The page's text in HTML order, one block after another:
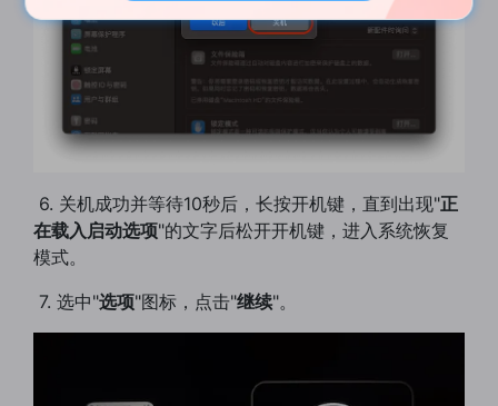
​ 6. 关机成功并等待10秒后，长按开机键，直到出现"正
在载入启动选项"的文字后松开开机键，进入系统恢复
模式。
​ 7. 选中"选项"图标，点击"继续"。